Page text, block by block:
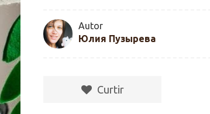
Autor
Юлия Пузырева
Сurtir